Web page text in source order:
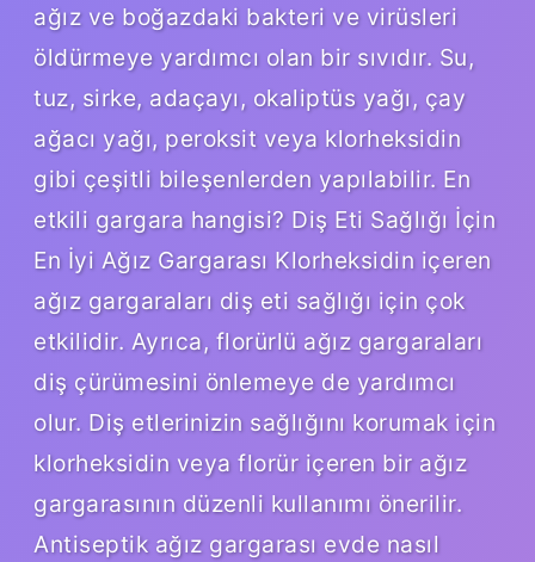
ağız ve boğazdaki bakteri ve virüsleri
öldürmeye yardımcı olan bir sıvıdır. Su,
tuz, sirke, adaçayı, okaliptüs yağı, çay
ağacı yağı, peroksit veya klorheksidin
gibi çeşitli bileşenlerden yapılabilir. En
etkili gargara hangisi? Diş Eti Sağlığı İçin
En İyi Ağız Gargarası Klorheksidin içeren
ağız gargaraları diş eti sağlığı için çok
etkilidir. Ayrıca, florürlü ağız gargaraları
diş çürümesini önlemeye de yardımcı
olur. Diş etlerinizin sağlığını korumak için
klorheksidin veya florür içeren bir ağız
gargarasının düzenli kullanımı önerilir.
Antiseptik ağız gargarası evde nasıl